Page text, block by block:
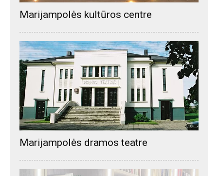
Marijampolės kultūros centre
Marijampolės dramos teatre